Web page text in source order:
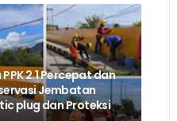
2.1 Percepat dan
Jembatan
plug dan Proteksi